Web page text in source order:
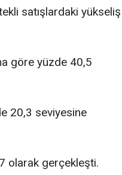
satışlardaki yükseliş
göre yüzde 40,5
20,3 seviyesine
olarak gerçekleşti.